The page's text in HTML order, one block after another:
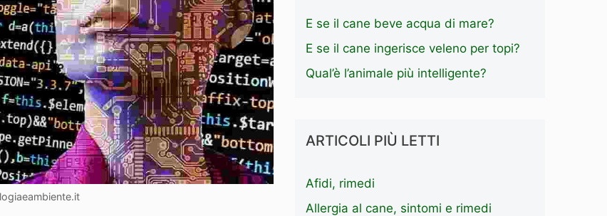
E se il cane beve acqua di mare?
E se il cane ingerisce veleno per topi?
Qual’è l’animale più intelligente?
ARTICOLI PIÙ LETTI
Afidi, rimedi
Allergia al cane, sintomi e rimedi